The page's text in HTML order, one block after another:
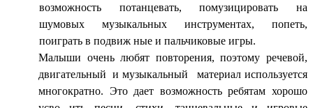
возможность потанцевать, помузицировать на
шумовых музыкальных инструментах, попеть,
поиграть в подвиж ные и пальчиковые игры.
Малыши очень любят повторения, поэтому речевой,
двигательный и музыкальный материал используется
многократно. Это дает возможность ребятам хорошо